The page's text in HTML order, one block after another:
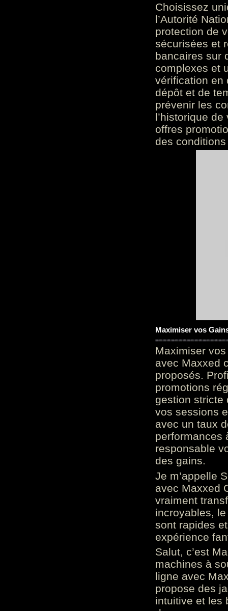
Choisissez
l’Autorité
protection de
sécurisées et
bancaires sur
complexes et
vérification en
dépôt et de
prévenir les
l’historique
offres
des
Maximiser vos
Maximiser
avec Maxxed
proposés.
promotions
gestion stricte
vos sessions
avec un taux
performances
responsable
des gains.
Je m’appelle
avec Maxxed
vraiment
incroyables,
sont rapides
expérience
Salut, c’est
machines à
ligne avec
propose des
intuitive et les